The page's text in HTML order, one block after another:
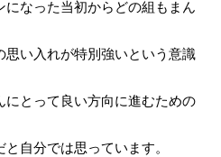
なった当初からどの組もまん
い入れが特別強いという意識
にとって良い方向に進むための
自分では思っています。